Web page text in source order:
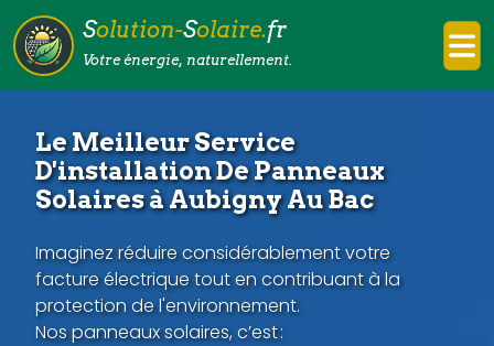
Solution-Solaire.fr
Votre énergie, naturellement.
Le Meilleur Service
D'installation De Panneaux
Solaires à Aubigny Au Bac
Imaginez réduire considérablement votre
facture électrique tout en contribuant à la
protection de l'environnement.
Nos panneaux solaires, c’est :